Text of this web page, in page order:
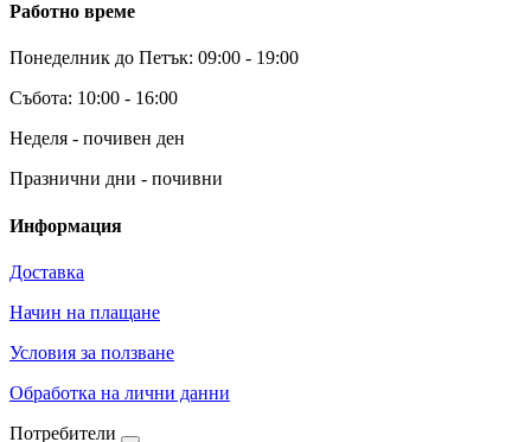
Работно време
Понеделник до Петък: 09:00 - 19:00
Събота: 10:00 - 16:00
Неделя - почивен ден
Празнични дни - почивни
Информация
Доставка
Начин на плащане
Условия за ползване
Обработка на лични данни
Потребители